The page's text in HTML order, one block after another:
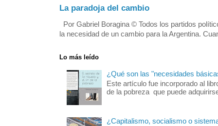
La paradoja del cambio
Por Gabriel Boragina © Todos los partidos
la necesidad de un cambio para la Argentina.
Lo más leído
¿Qué son las "necesidades
Este artículo fue incorporado al
de la pobreza que puede
¿Capitalismo, socialismo o